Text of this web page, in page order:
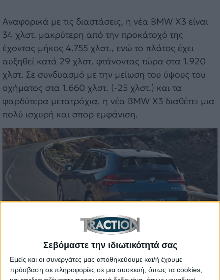
Σεβόμαστε την ιδιωτικότητά σας
Εμείς και οι συνεργάτες μας αποθηκεύουμε και/ή έχουμε
πρόσβαση σε πληροφορίες σε μια συσκευή, όπως τα cookies,
Αναφορικά με τις διαστάσεις, η νέα BMW X3 είναι
34 χλστ. μακρύτερη από την προκάτοχό της
έχοντας μήκος 4.755 χλστ., ενώ το πλάτος έχει
αυξηθεί κατά 29 χλστ. φτάνοντας τώρα στα 1.920
χλστ. Σε συνδυασμό με την μείωση του ύψους του
οχήματος στα 1.660 χλστ. (-25 χλστ.) και τα
φαρδύτερα μετατρόχια, η νέα BMW X3 διαθέτει μια
πολύ ισχυρή και σπορ εμφάνιση.
Εσωτερικό: Σύγχρονη και ευρύχωρη